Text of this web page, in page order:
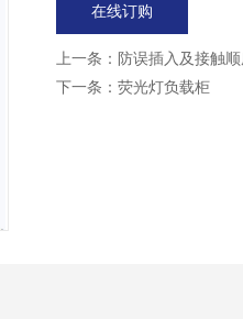
在线订购
上一条： 防误插入及接触
下一条： 荧光灯负载柜